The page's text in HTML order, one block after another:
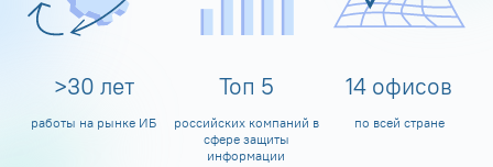
>30 лет
работы на рынке ИБ
Топ 5
российских компаний в
сфере защиты
информации
14 офисов
по всей стране